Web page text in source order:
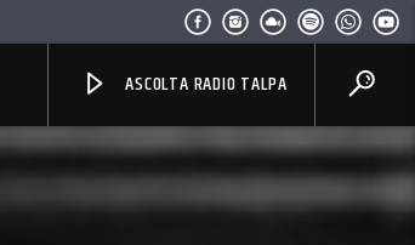
ASCOLTA RADIO TALPA